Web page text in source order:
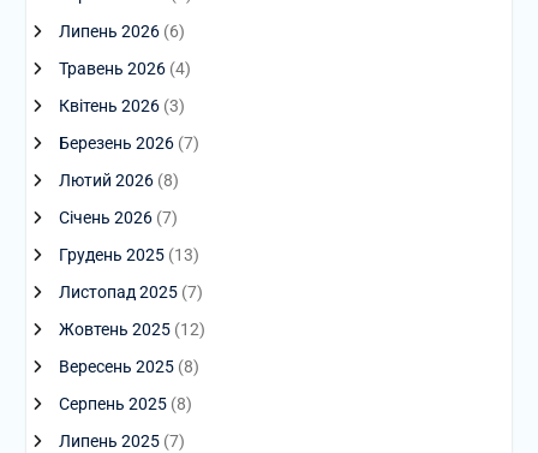
Липень 2026(6)
Травень 2026(4)
Квітень 2026(3)
Березень 2026(7)
Лютий 2026(8)
Січень 2026(7)
Грудень 2025(13)
Листопад 2025(7)
Жовтень 2025(12)
Вересень 2025(8)
Серпень 2025(8)
Липень 2025(7)